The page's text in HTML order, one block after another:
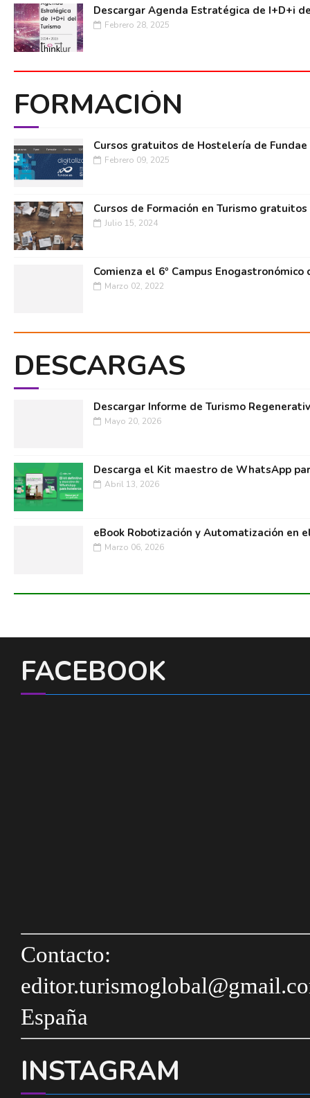
Descargar Agenda Estratégica de I+D+i
Febrero 28, 2025
FORMACIÓN
Cursos gratuitos de Hostelería de Fundae
Febrero 09, 2025
Cursos de Formación en Turismo gratuitos
Julio 15, 2024
Comienza el 6º Campus Enogastronómico
Marzo 02, 2022
DESCARGAS
Descargar Informe de Turismo
Mayo 20, 2026
Descarga el Kit maestro de WhatsApp
Abril 13, 2026
eBook Robotización y Automatización en
Marzo 06, 2026
FACEBOOK
Contacto:
España
INSTAGRAM